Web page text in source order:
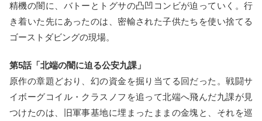
精機の闇に、バトーとトグサの凸凹コンビが迫っていく。行
き着いた先にあったのは、密輸された子供たちを使い捨てる
ゴーストダビングの現場。
第5話「北端の闇に迫る公安九課」
原作の章題どおり、幻の資金を掘り当てる回だった。戦闘サ
イボーグコイル・クラスノフを追って北端へ飛んだ九課が見
つけたのは、旧軍事基地に埋まったままの金塊と、それを巡